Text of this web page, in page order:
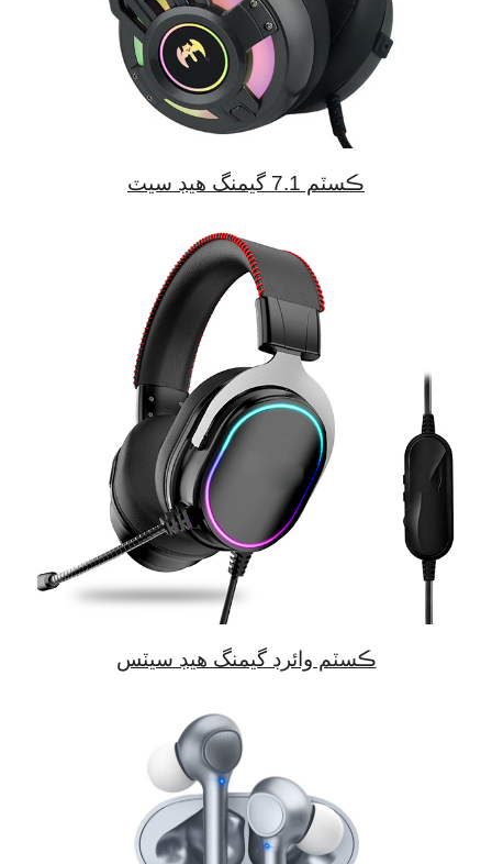
ڪسٽم 7.1 گيمنگ هيڊ سيٽ
ڪسٽم وائرڊ گيمنگ هيڊ سيٽس